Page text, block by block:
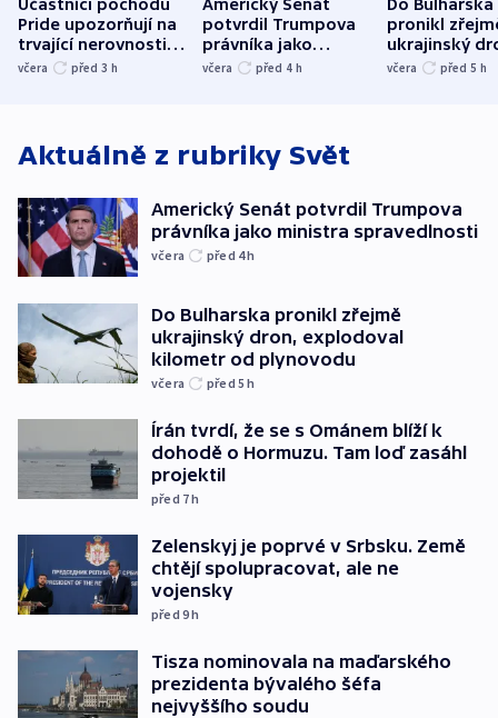
Účastníci pochodu
Pride upozorňují na
trvající nerovnosti i
společenskou
včera před 3 h
Americký Senát
potvrdil Trumpova
právníka jako
ministra
včera před 4 h
Do Bulharska
pronikl
ukrajinský
explodoval
včera před 5 h
Aktuálně z rubriky Svět
Americký Senát potvrdil Trumpova
právníka jako ministra spravedlnosti
včera před 4h
Do Bulharska pronikl zřejmě
ukrajinský dron, explodoval
kilometr od plynovodu
včera před 5h
Írán tvrdí, že se s Ománem blíží k
dohodě o Hormuzu. Tam loď zasáhl
projektil
před 7h
Zelenskyj je poprvé v Srbsku. Země
chtějí spolupracovat, ale ne
vojensky
před 9h
Tisza nominovala na maďarského
prezidenta bývalého šéfa
nejvyššího soudu